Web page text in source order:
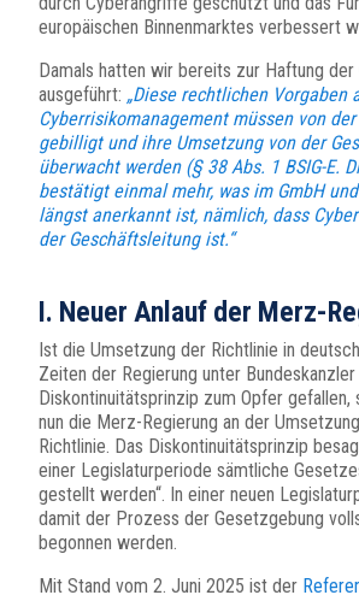
europäischen Binnenmarktes verbessert
Damals hatten wir bereits zur Haftung der
ausgeführt: „Diese rechtlichen Vorgaben
Cyberrisikomanagement müssen von
gebilligt und ihre Umsetzung von der
überwacht werden (§ 38 Abs. 1 BSIG-E.
bestätigt einmal mehr, was im GmbH
längst anerkannt ist, nämlich, dass
der Geschäftsleitung ist.“
I. Neuer Anlauf der Merz-
Ist die Umsetzung der Richtlinie in
Zeiten der Regierung unter
Diskontinuitätsprinzip zum Opfer gefallen,
nun die Merz-Regierung an der
Richtlinie. Das Diskontinuitätsprinzip
einer Legislaturperiode sämtliche
gestellt werden“. In einer neuen
damit der Prozess der Gesetzgebung
begonnen werden.
Mit Stand vom 2. Juni 2025 ist der